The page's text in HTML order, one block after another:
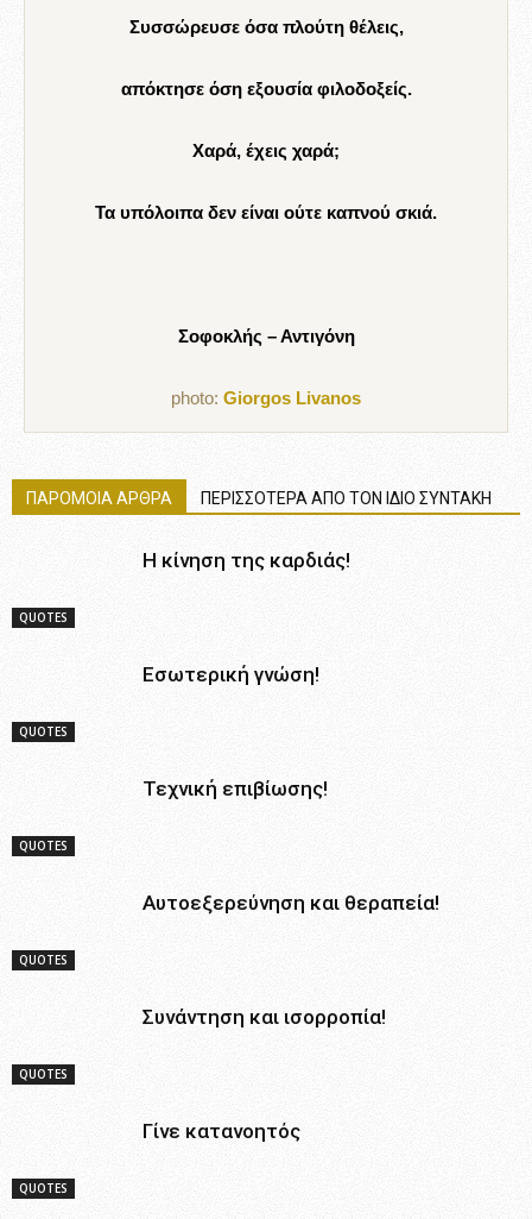
Συσσώρευσε όσα πλούτη θέλεις,
απόκτησε όση εξουσία φιλοδοξείς.
Χαρά, έχεις χαρά;
Τα υπόλοιπα δεν είναι ούτε καπνού σκιά.
Σοφοκλής – Αντιγόνη
photo: Giorgos Livanos
ΠΑΡΟΜΟΙΑ ΑΡΘΡΑ ΠΕΡΙΣΣΟΤΕΡΑ ΑΠΟ ΤΟΝ ΙΔΙΟ ΣΥΝΤΑΚΗ
QUOTES
Η κίνηση της καρδιάς!
QUOTES
Εσωτερική γνώση!
QUOTES
Τεχνική επιβίωσης!
QUOTES
Αυτοεξερεύνηση και θεραπεία!
QUOTES
Συνάντηση και ισορροπία!
QUOTES
Γίνε κατανοητός